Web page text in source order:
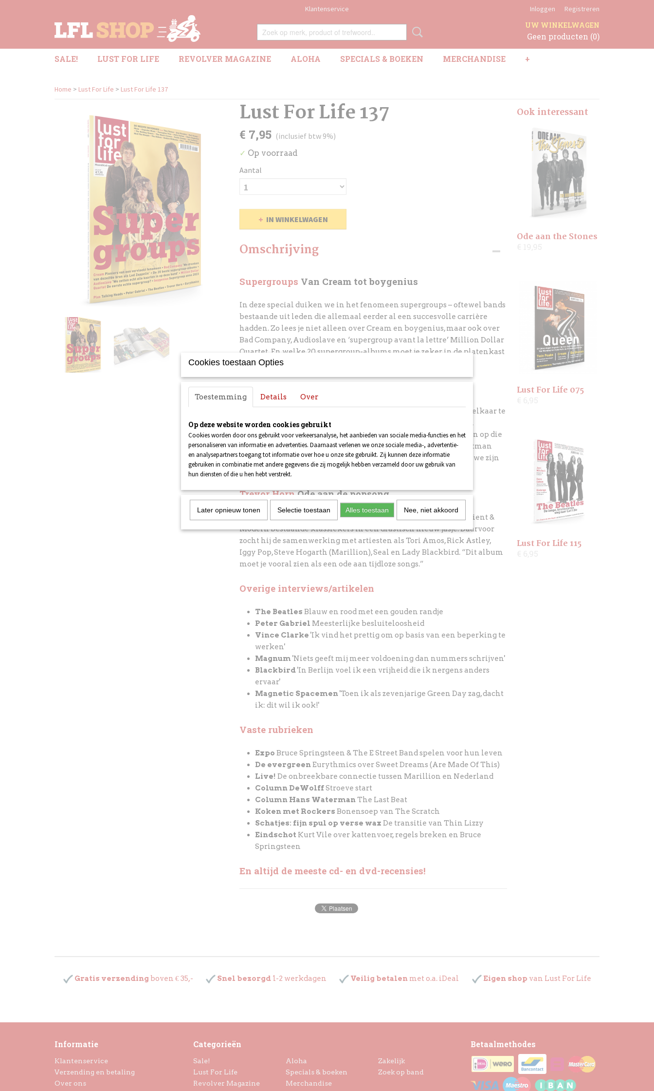
Klantenservice Inloggen Registreren
UW WINKELWAGEN
Geen producten (0)
SALE! LUST FOR LIFE REVOLVER MAGAZINE ALOHA SPECIALS & BOEKEN MERCHANDISE +
Home > Lust For Life > Lust For Life 137
Lust For Life 137
€ 7,95 (inclusief btw 9%)
✓ Op voorraad
Aantal
IN WINKELWAGEN
Omschrijving
Supergroups Van Cream tot boygenius
In deze special duiken we in het fenomeen supergroups – oftewel bands
bestaande uit leden die allemaal eerder al een succesvolle carrière
hadden. Zo lees je niet alleen overCream en boygenius, maar ook over
Bad Company, Audioslave en ‘supergroup avant la lettre’ Million Dollar
Quartet. En welke 20 supergroup-albums moet je zeker in de platenkast
hebben staan?
Talking Heads
Niemand verwachtte de leden van Talking Heads ooit weer bij elkaar te
zien. De re-release van Stop Making Sense leidde echter tot een
mirakel: het kwartet bleek bereid gezamenlijk terug te blikken op die
legendarische concertflm! Lust For Life sprak ze alle vier. Frontman
David Byrne: “We gaan goed met elkaar om, we lachen veel en we zijn
trots op wat we destijds gemaakt hebben!”
Trevor HornOde aan de popsong
De Britse topproducer steekt op zijn nieuwe album Echoes: Ancient &
Modern bestaande klassiekers in een drastisch nieuw jasje. Daarvoor
zocht hij de samenwerking met artiesten als Tori Amos, Rick Astley,
Iggy Pop, Steve Hogarth (Marillion), Seal en Lady Blackbird. “Dit album
moet je vooral zien als een ode aan tijdloze songs.”
Overige interviews/artikelen
The Beatles Blauw en rood met een gouden randje
Peter Gabriel Meesterlijke besluiteloosheid
Vince Clarke 'Ik vind het prettig om op basis van een beperking te
werken'
Magnum 'Niets geeft mij meer voldoening dan nummers schrijven'
Blackbird'In Berlijn voel ik een vrijheid die ik nergens anders
ervaar'
Magnetic Spacemen'Toen ik als zevenjarige Green Day zag, dacht
ik: dit wil ik ook!'
Vaste rubrieken
Expo Bruce Springsteen & The E Street Band spelen voor hun leven
De evergreenEurythmics over Sweet Dreams (Are Made Of This)
Live! De onbreekbare connectie tussen Marillion en Nederland
Column DeWolffStroeve start
Column Hans WatermanThe Last Beat
Koken met Rockers Bonensoep van The Scratch
Schatjes: fijn spul op verse wax De transitie van Thin Lizzy
Eindschot Kurt Vile over kattenvoer, regels breken en Bruce
Springsteen
En altijd de meeste cd- en dvd-recensies!
Ook interessant
Ode aan the Stones
Lust For Life 075
Lust For Life 115
Gratis verzending boven € 35,- Snel bezorgd 1-2 werkdagen Veilig betalen met o.a. iDeal Eigen shop van Lust For Life
Informatie
Klantenservice
Verzending en betaling
Over ons
Categorieën
Sale!
Lust For Life
Revolver Magazine
Aloha
Specials & boeken
Merchandise
Zakelijk
Zoek op band
Betaalmethodes
Cookies toestaan Opties
Toestemming Details Over
Op deze website worden cookies gebruikt
Cookies worden door ons gebruikt voor verkeersanalyse, het aanbieden van sociale media-functies en het
personaliseren van informatie en advertenties. Daarnaast verlenen we onze sociale media-, advertentie-
en analysepartners toegang tot informatie over hoe u onze site gebruikt. Zij kunnen deze informatie
gebruiken in combinatie met andere gegevens die zij mogelijk hebben verzameld door uw gebruik van
hun diensten of die u hen hebt verstrekt.
Later opnieuw tonen Selectie toestaan Alles toestaan Nee, niet akkoord